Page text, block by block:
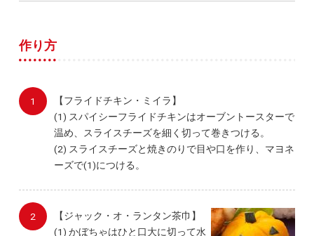
作り方
【フライドチキン・ミイラ】
(1) スパイシーフライドチキンはオーブントースターで
温め、スライスチーズを細く切って巻きつける。
(2) スライスチーズと焼きのりで目や口を作り、マヨネ
ーズで(1)につける。
【ジャック・オ・ランタン茶巾】
(1) かぼちゃはひと口大に切って水